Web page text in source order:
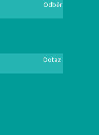
Odběr
Dotaz